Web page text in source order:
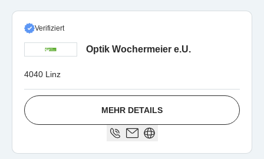
Verifiziert
Optik Wochermeier e.U.
4040 Linz
MEHR DETAILS